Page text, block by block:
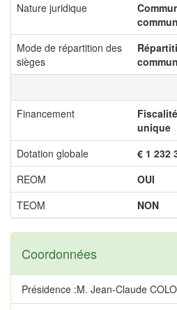
Nature juridique
Mode de répartition des
sièges
commun
Financement
unique
Dotation globale
€ 1 232
REOM
OUI
TEOM NON
Coordonnées
Présidence :M. Jean-Claude